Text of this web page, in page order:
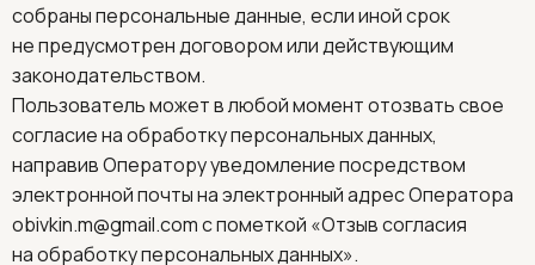
собраны персональные данные, если иной срок
не предусмотрен договором или действующим
законодательством.
Пользователь может в любой момент отозвать свое
согласие на обработку персональных данных,
направив Оператору уведомление посредством
электронной почты на электронный адрес Оператора
obivkin.m@gmail.comс пометкой «Отзыв согласия
на обработку персональных данных».